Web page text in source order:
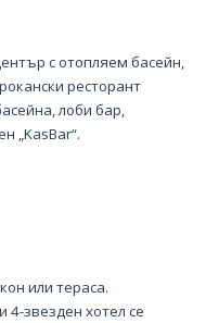
с отопляем басейн,
ресторант
лоби бар,
„KasBar“.
или тераса.
4-звезден хотел се